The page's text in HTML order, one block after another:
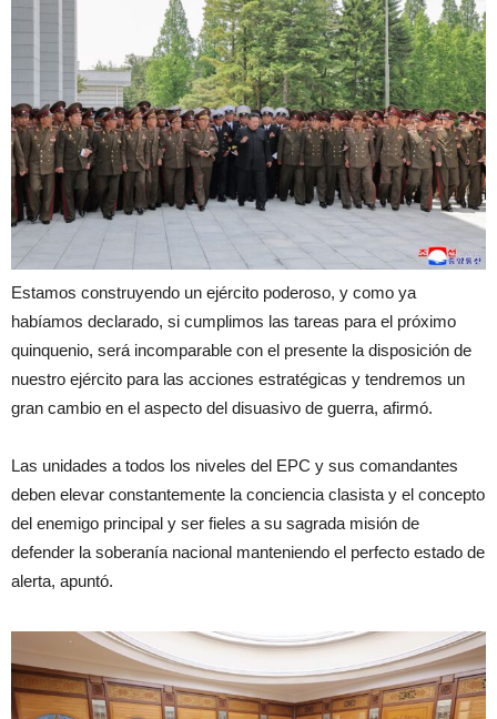
Estamos construyendo un ejército poderoso, y como ya
habíamos declarado, si cumplimos las tareas para el próximo
quinquenio, será incomparable con el presente la disposición de
nuestro ejército para las acciones estratégicas y tendremos un
gran cambio en el aspecto del disuasivo de guerra, afirmó.
Las unidades a todos los niveles del EPC y sus comandantes
deben elevar constantemente la conciencia clasista y el concepto
del enemigo principal y ser fieles a su sagrada misión de
defender la soberanía nacional manteniendo el perfecto estado de
alerta, apuntó.